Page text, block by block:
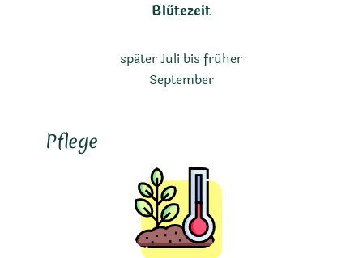
Blütezeit
später Juli bis früher
September
Pflege